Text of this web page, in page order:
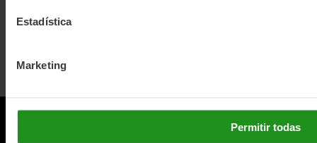
Estadística
Marketing
Permitir todas